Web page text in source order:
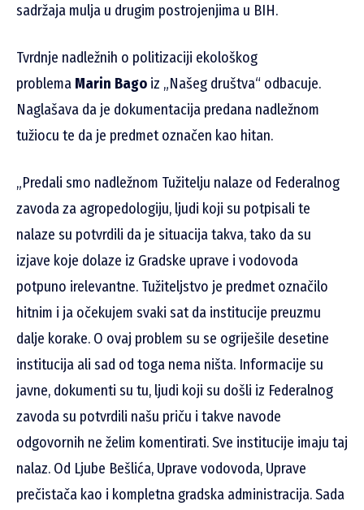
sadržaja mulja u drugim postrojenjima u BIH.
Tvrdnje nadležnih o politizaciji ekološkog
problema Marin Bago iz „Našeg društva“ odbacuje.
Naglašava da je dokumentacija predana nadležnom
tužiocu te da je predmet označen kao hitan.
„Predali smo nadležnom Tužitelju nalaze od Federalnog
zavoda za agropedologiju, ljudi koji su potpisali te
nalaze su potvrdili da je situacija takva, tako da su
izjave koje dolaze iz Gradske uprave i vodovoda
potpuno irelevantne. Tužiteljstvo je predmet označilo
hitnim i ja očekujem svaki sat da institucije preuzmu
dalje korake. O ovaj problem su se ogriješile desetine
institucija ali sad od toga nema ništa. Informacije su
javne, dokumenti su tu, ljudi koji su došli iz Federalnog
zavoda su potvrdili našu priču i takve navode
odgovornih ne želim komentirati. Sve institucije imaju taj
nalaz. Od Ljube Bešlića, Uprave vodovoda, Uprave
prečistača kao i kompletna gradska administracija. Sada